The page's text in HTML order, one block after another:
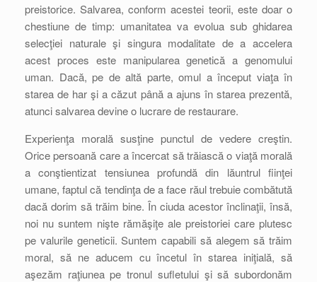
preistorice. Salvarea, conform acestei teorii, este doar o
chestiune de timp: umanitatea va evolua sub ghidarea
selecţiei naturale şi singura modalitate de a accelera
acest proces este manipularea genetică a genomului
uman. Dacă, pe de altă parte, omul a început viaţa în
starea de har şi a căzut până a ajuns în starea prezentă,
atunci salvarea devine o lucrare de restaurare.
Experienţa morală susţine punctul de vedere creştin.
Orice persoană care a încercat să trăiască o viaţă morală
a conştientizat tensiunea profundă din lăuntrul fiinţei
umane, faptul că tendinţa de a face răul trebuie combătută
dacă dorim să trăim bine. În ciuda acestor înclinaţii, însă,
noi nu suntem nişte rămăşiţe ale preistoriei care plutesc
pe valurile geneticii. Suntem capabili să alegem să trăim
moral, să ne aducem cu încetul în starea iniţială, să
aşezăm raţiunea pe tronul sufletului şi să subordonăm